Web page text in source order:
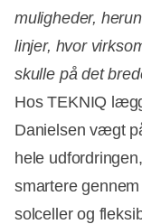
muligheder,
linjer, hvor
skulle på det
Hos TEKNIQ
Danielsen vægt
hele
smartere
solceller og